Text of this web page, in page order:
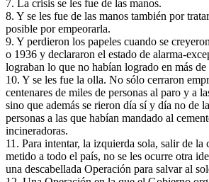
7. La crisis se les fue de las manos.
8. Y se les fue de las manos también por
posible por empeorarla.
9. Y perdieron los papeles cuando se
o 1936 y declararon el estado de alarma-
lograban lo que no habían logrado en más de
10. Y se les fue la olla. No sólo cerraron
centenares de miles de personas al paro y a
sino que además se rieron día sí y día no de
personas a las que habían mandado al
incineradoras.
11. Para intentar, la izquierda sola, salir de la
metido a todo el país, no se les ocurre otra
una descabellada Operación para salvar al